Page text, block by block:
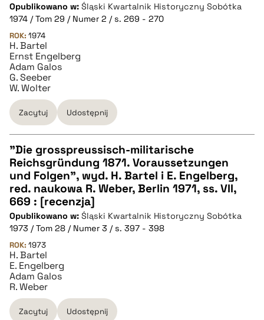
Opublikowano w: Śląski Kwartalnik Historyczny Sobótka
1974 / Tom 29 / Numer 2 / s. 269 - 270
ROK: 1974
H. Bartel
Ernst Engelberg
Adam Galos
G. Seeber
W. Wolter
Zacytuj Udostępnij
CZYSTY TEKST
pobierz cytat
BIBTEX
pobierz cytat
"Die grosspreussisch-militarische
Reichsgründung 1871. Voraussetzungen
und Folgen", wyd. H. Bartel i E. Engelberg,
red. naukowa R. Weber, Berlin 1971, ss. VII,
669 : [recenzja]
Opublikowano w: Śląski Kwartalnik Historyczny Sobótka
1973 / Tom 28 / Numer 3 / s. 397 - 398
ROK: 1973
H. Bartel
E. Engelberg
Adam Galos
R. Weber
Zacytuj Udostępnij